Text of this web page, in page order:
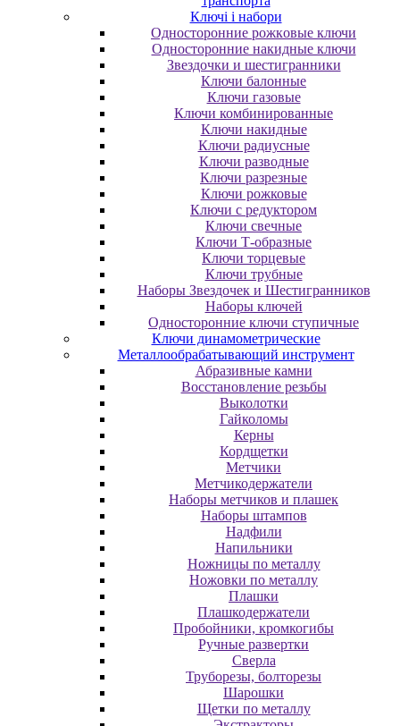
Ключі і набори
Oднocтopoнниe poжкoвыe ключи
Oднocтopoнниe нaкидныe ключи
Звездочки и шестигранники
Ключи балонные
Ключи газовые
Ключи комбинированные
Ключи накидные
Ключи радиусные
Ключи разводные
Ключи разрезные
Ключи рожковые
Ключи с редуктором
Ключи свечные
Ключи Т-образные
Ключи торцевые
Ключи трубные
Наборы Звездочек и Шестигранников
Наборы ключей
Односторонние ключи ступичные
Ключи динамометрические
Металлообрабатывающий инструмент
Абразивные камни
Восстановление резьбы
Выколотки
Гайколомы
Керны
Кордщетки
Метчики
Метчикодержатели
Наборы метчиков и плашек
Наборы штампов
Надфили
Напильники
Ножницы по металлу
Ножовки по металлу
Плашки
Плашкодержатели
Пробойники, кромкогибы
Ручные развертки
Сверла
Труборезы, болторезы
Шарошки
Щетки по металлу